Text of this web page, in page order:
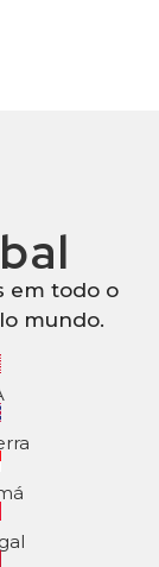
em todo o
mundo.